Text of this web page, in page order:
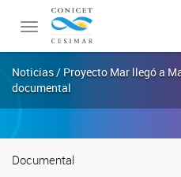
Toggle
navigation
Noticias / Proyecto Mar llegó a
documental
Documental